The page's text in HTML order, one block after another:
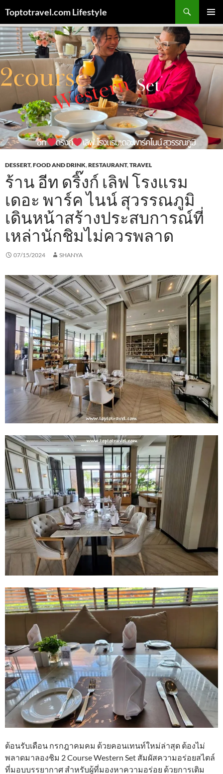
content
Toptotravel.com Lifestyle
MENU
DESSERT,FOOD AND DRINK,RESTAURANT,TRAVEL
ร้าน อีท ดริ๊งก์ เลิฟ โรงแรม
เดอะ พาร์ค ไนน์ สุวรรณภูมิ
เดินหน้าสร้างประสบการณ์ที่
เหล่านักชิมไม่ควรพลาด
07/15/2024 SHANYA
ต้อนรับเดือน กรกฎาคมคม ด้วยคอนเทนท์ใหม่ล่าสุด ต้องไม่
พลาดมาลองชิม 2 Course Western Set สัมผัสความอร่อยสไตล์
ที่มอบบรรยากาศ สำหรับผู้ที่มองหาความอร่อย ด้วยการเติม